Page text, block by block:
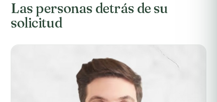
Las personas detrás de su
solicitud